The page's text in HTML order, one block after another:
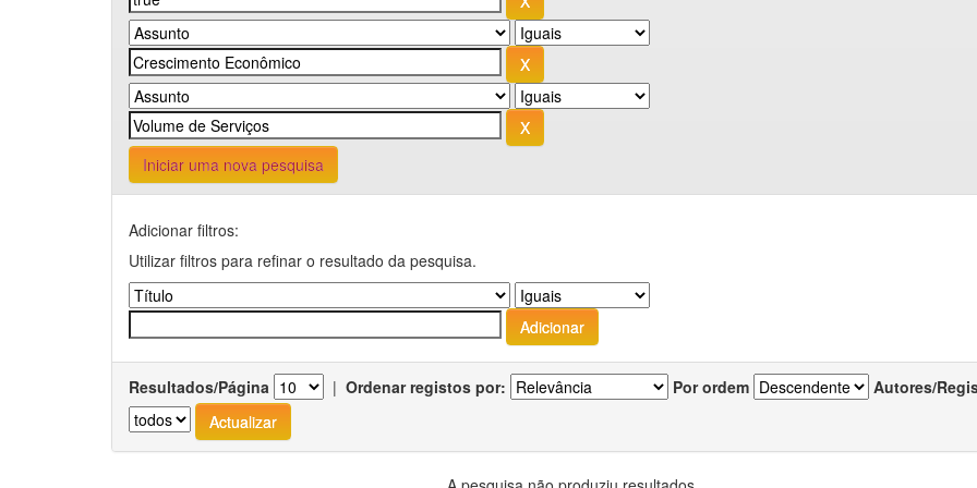
Iniciar uma nova pesquisa
Adicionar filtros:
Utilizar filtros para refinar o resultado da pesquisa.
Resultados/Página | Ordenar registos por: Por ordem Autores/